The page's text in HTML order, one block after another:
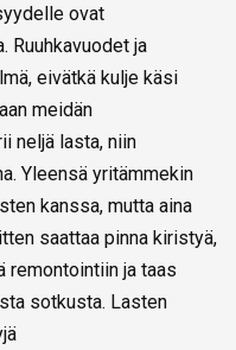
ovat
Ruuhkavuodet ja
eivätkä kulje käsi
meidän
neljä lasta, niin
Yleensä yritämmekin
kanssa, mutta aina
saattaa pinna kiristyä,
remontointiin ja taas
sotkusta. Lasten